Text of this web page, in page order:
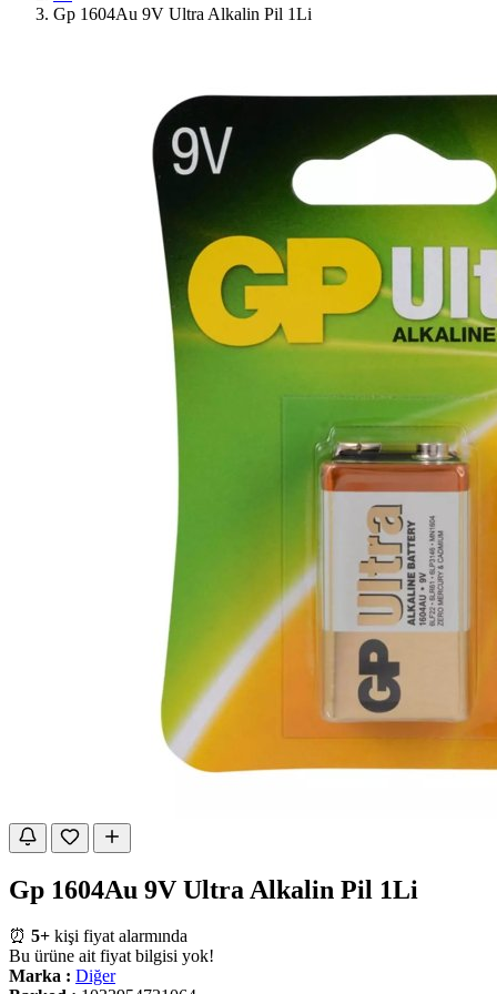
Gp 1604Au 9V Ultra Alkalin Pil 1Li
Gp 1604Au 9V Ultra Alkalin Pil 1Li
⏰ 5+ kişi fiyat alarmında
Bu ürüne ait fiyat bilgisi yok!
Marka : Diğer